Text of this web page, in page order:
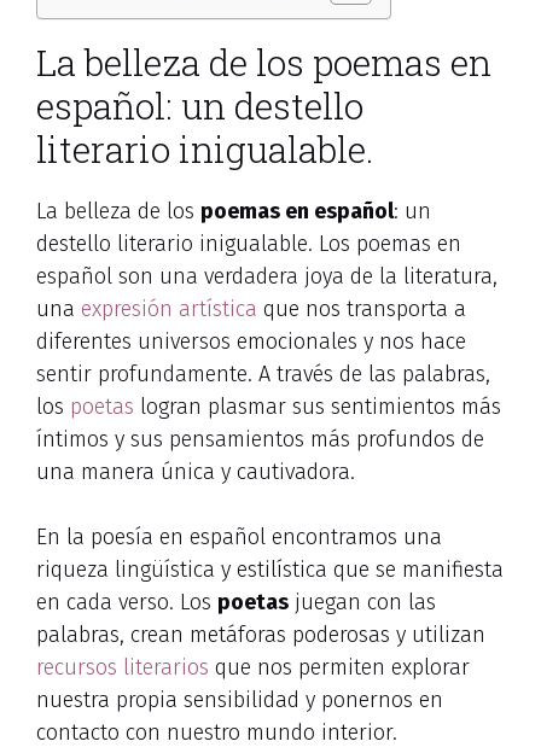
La belleza de los poemas en
español: un destello
literario inigualable.
La belleza de los poemas en español: un
destello literario inigualable. Los poemas en
español son una verdadera joya de la literatura,
una expresión artística que nos transporta a
diferentes universos emocionales y nos hace
sentir profundamente. A través de las palabras,
los poetas logran plasmar sus sentimientos más
íntimos y sus pensamientos más profundos de
una manera única y cautivadora.
En la poesía en español encontramos una
riqueza lingüística y estilística que se manifiesta
en cada verso. Los poetas juegan con las
palabras, crean metáforas poderosas y utilizan
recursos literarios que nos permiten explorar
nuestra propia sensibilidad y ponernos en
contacto con nuestro mundo interior.